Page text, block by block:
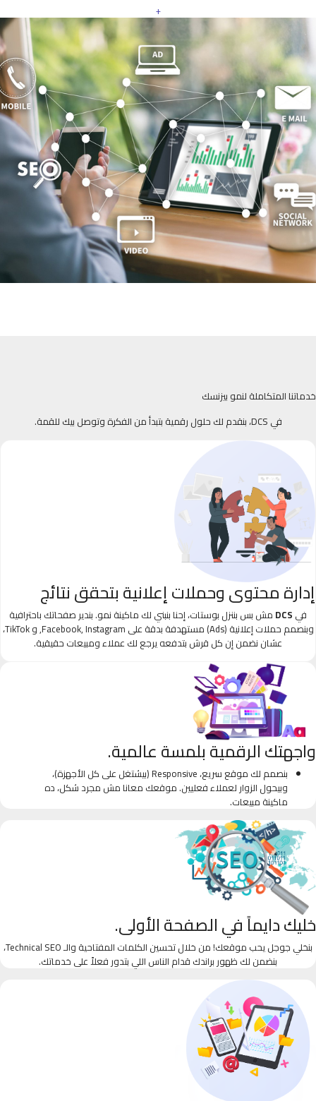
+
خدماتنا المتكاملة لنمو بيزنسك
في DCS، بنقدم لك حلول رقمية بتبدأ من الفكرة وتوصل بيك للقمة.
إدارة محتوى وحملات إعلانية بتحقق نتائج
في DCS مش بس بننزل بوستات، إحنا بنبني لك ماكينة نمو. بندير صفحاتك باحترافية
وبنصمم حملات إعلانية (Ads) مستهدفة بدقة على Facebook, Instagram, و TikTok،
عشان نضمن إن كل قرش بتدفعه يرجع لك عملاء ومبيعات حقيقية.
واجهتك الرقمية بلمسة عالمية.
بنصمم لك موقع سريع، Responsive (بيشتغل على كل الأجهزة)،
وبيحول الزوار لعملاء فعليين. موقعك معانا مش مجرد شكل، ده
ماكينة مبيعات.
خليك دايماً في الصفحة الأولى.
بنخلي جوجل يحب موقعك! من خلال تحسين الكلمات المفتاحية والـ Technical SEO،
بنضمن لك ظهور براندك قدام الناس اللي بتدور فعلاً على خدماتك.